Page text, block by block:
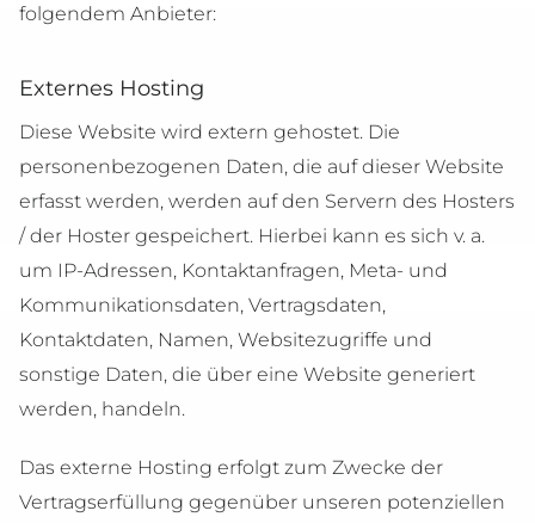
folgendem Anbieter:
Externes Hosting
Diese Website wird extern gehostet. Die
personenbezogenen Daten, die auf dieser Website
erfasst werden, werden auf den Servern des Hosters
/ der Hoster gespeichert. Hierbei kann es sich v. a.
um IP-Adressen, Kontaktanfragen, Meta- und
Kommunikationsdaten, Vertragsdaten,
Kontaktdaten, Namen, Websitezugriffe und
sonstige Daten, die über eine Website generiert
werden, handeln.
Das externe Hosting erfolgt zum Zwecke der
Vertragserfüllung gegenüber unseren potenziellen